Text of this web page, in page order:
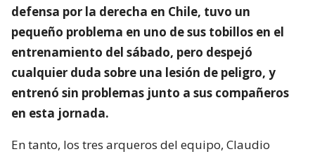
defensa por la derecha en Chile, tuvo un
pequeño problema en uno de sus tobillos en el
entrenamiento del sábado, pero despejó
cualquier duda sobre una lesión de peligro, y
entrenó sin problemas junto a sus compañeros
en esta jornada.
En tanto, los tres arqueros del equipo, Claudio